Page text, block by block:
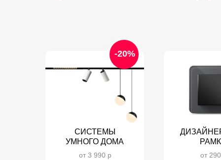
СИСТЕМЫ
УМНОГО ДОМА
от 3 990 р
-20%
от